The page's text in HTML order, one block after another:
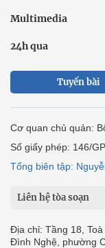
Multimedia
24h qua
Tuyến bài
Cơ quan chủ quản:
Số giấy phép: 146/
Tổng biên tập:
Liên hệ tòa soạn
Địa chỉ: Tầng 18,
Đình Nghệ, phường